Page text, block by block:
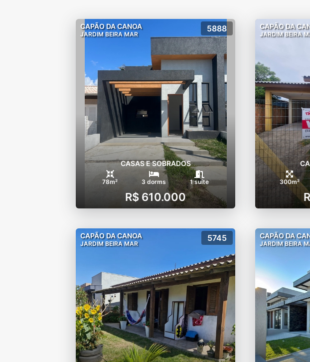
CAPÃO DA CANOA
JARDIM BEIRA MAR
5888
CASAS E SOBRADOS
78m² 3 dorms 1 suíte
R$ 610.000
CAPÃO DA
JARDIM BEIRA
300m²
CAPÃO DA CANOA
JARDIM BEIRA MAR
5745 CAPÃO DA
JARDIM BEIRA